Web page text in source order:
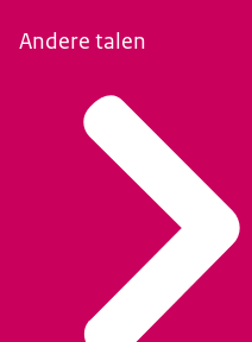
Andere talen